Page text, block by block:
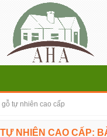
gỗ tự nhiên cao cấp
NHIÊN CAO CẤP: